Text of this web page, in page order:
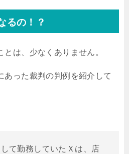
るの！？
は、少なくありません。
あった裁判の判例を紹介して
て勤務していたＸは、店